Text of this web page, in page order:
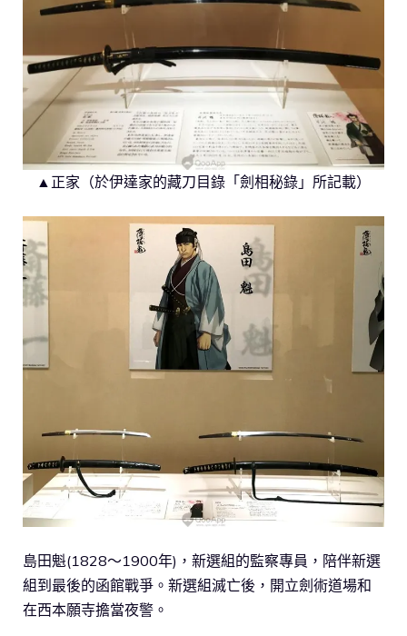
▲正家（於伊達家的藏刀目錄「劍相秘錄」所記載）
島田魁(1828～1900年)，新選組的監察專員，陪伴新選
組到最後的函館戰爭。新選組滅亡後，開立劍術道場和
在西本願寺擔當夜警。